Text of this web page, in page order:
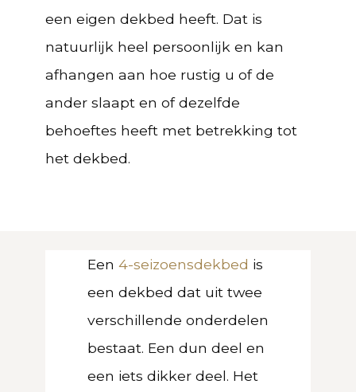
een eigen dekbed heeft. Dat is
natuurlijk heel persoonlijk en kan
afhangen aan hoe rustig u of de
ander slaapt en of dezelfde
behoeftes heeft met betrekking tot
het dekbed.
Een 4-seizoensdekbed is
een dekbed dat uit twee
verschillende onderdelen
bestaat. Een dun deel en
een iets dikker deel. Het